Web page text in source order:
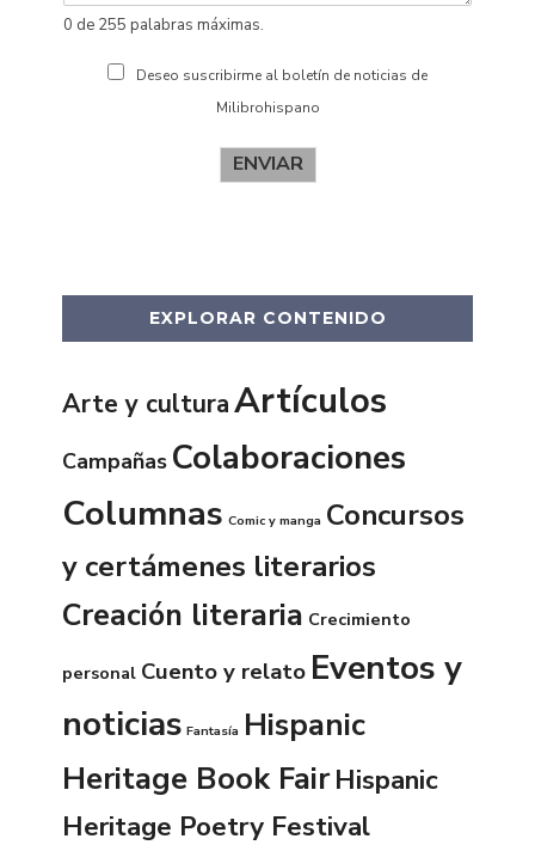
0 de 255 palabras máximas.
Deseo suscribirme al boletín de noticias de
Milibrohispano
ENVIAR
EXPLORAR CONTENIDO
Arte y culturaArtículos
Campañas Colaboraciones
Columnas Comic y manga Concursos
y certámenes literarios
Creación literaria Crecimiento
personal Cuento y relato Eventos y
noticias Fantasía Hispanic
Heritage Book FairHispanic
Heritage Poetry Festival